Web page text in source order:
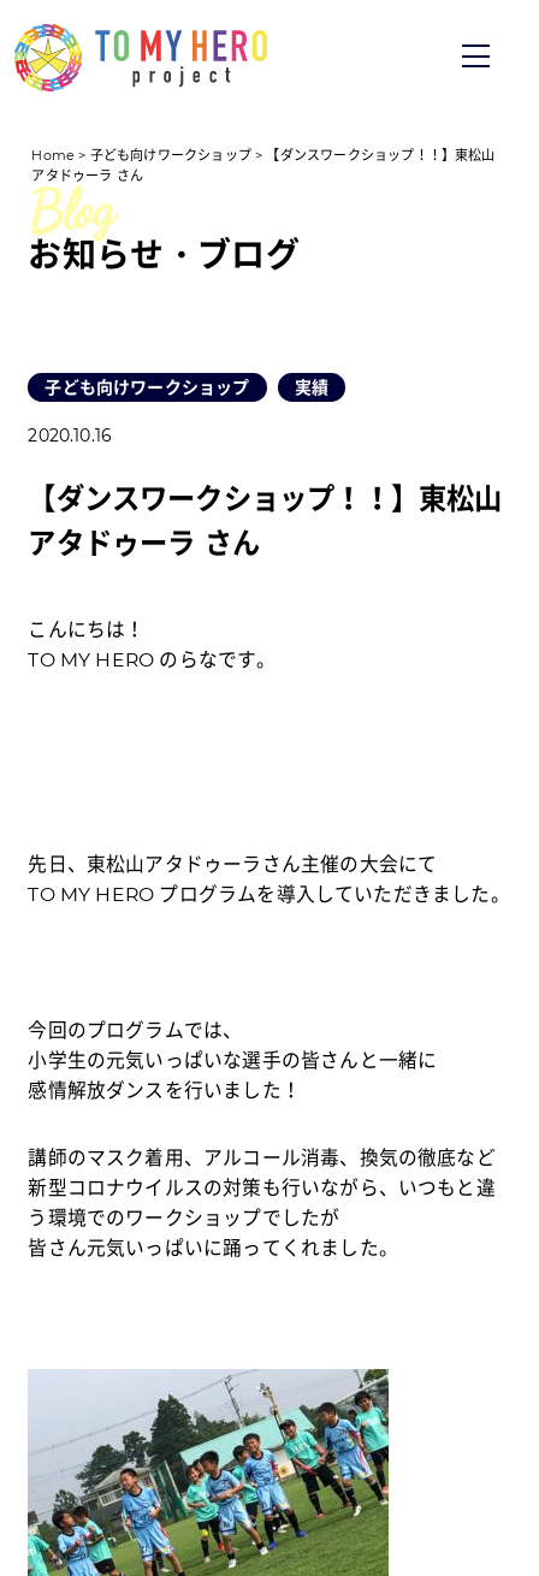
Home > 子ども向けワークショップ>
【ダンスワークショップ！！】東松山
アタドゥーラ さん
お知らせ・ブログ
子ども向けワークショップ 実績
2020.10.16
【ダンスワークショップ！！】東松山
アタドゥーラ さん
こんにちは！
TO MY HERO のらなです。
先日、東松山アタドゥーラさん主催の大会にて
TO MY HERO プログラムを導入していただきました。
今回のプログラムでは、
小学生の元気いっぱいな選手の皆さんと一緒に
感情解放ダンスを行いました！
講師のマスク着用、アルコール消毒、換気の徹底など
新型コロナウイルスの対策も行いながら、いつもと違
う環境でのワークショップでしたが
皆さん元気いっぱいに踊ってくれました。